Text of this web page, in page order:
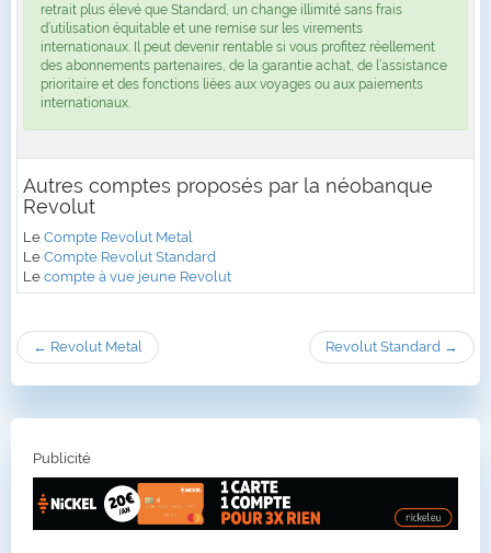
retrait plus élevé que Standard, un change illimité sans frais
d’utilisation équitable et une remise sur les virements
internationaux. Il peut devenir rentable si vous profitez réellement
des abonnements partenaires, de la garantie achat, de l’assistance
prioritaire et des fonctions liées aux voyages ou aux paiements
internationaux.
Autres comptes proposés par la néobanque
Revolut
Le Compte Revolut Metal
Le Compte Revolut Standard
Le compte à vue jeune Revolut
← Revolut Metal Revolut Standard →
Publicité